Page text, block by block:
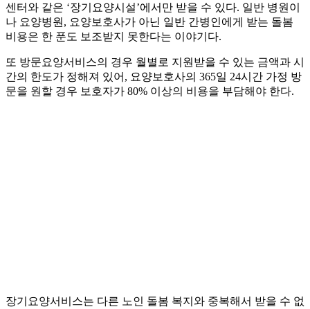
센터와 같은 ‘장기요양시설’에서만 받을 수 있다. 일반 병원이
나 요양병원, 요양보호사가 아닌 일반 간병인에게 받는 돌봄
비용은 한 푼도 보조받지 못한다는 이야기다.
또 방문요양서비스의 경우 월별로 지원받을 수 있는 금액과 시
간의 한도가 정해져 있어, 요양보호사의 365일 24시간 가정 방
문을 원할 경우 보호자가 80% 이상의 비용을 부담해야 한다.
장기요양서비스는 다른 노인 돌봄 복지와 중복해서 받을 수 없